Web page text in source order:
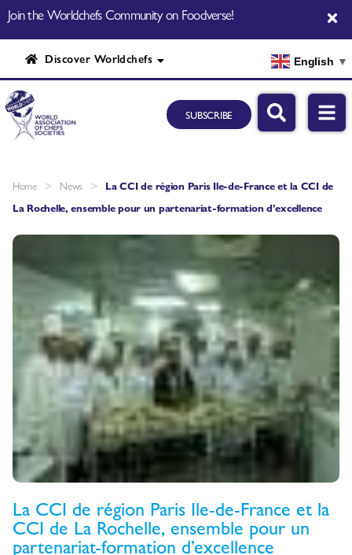
Join the Worldchefs Community on Foodverse!
Discover Worldchefs English ▼
SUBSCRIBE
Home > News > La CCI de région Paris Ile-de-France et la CCI de
La Rochelle, ensemble pour un partenariat-formation d’excellence
La CCI de région Paris Ile-de-France et la
CCI de La Rochelle, ensemble pour un
partenariat-formation d’excellence